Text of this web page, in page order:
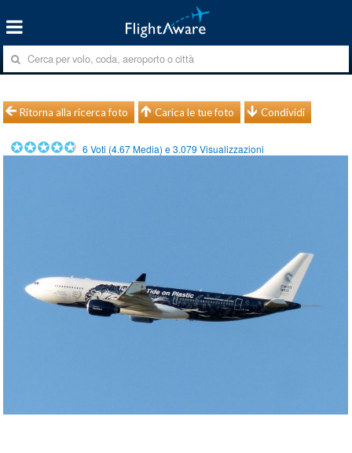
Ritorna alla ricerca foto Carica le tue foto Condividi
6 Voti (4.67Media) e3.079 Visualizzazioni